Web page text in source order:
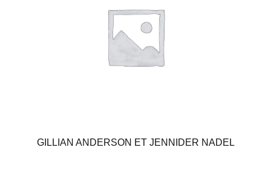
GILLIAN ANDERSON ET JENNIDER NADEL